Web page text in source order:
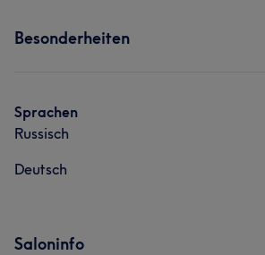
Besonderheiten
Sprachen
Russisch
Deutsch
Saloninfo